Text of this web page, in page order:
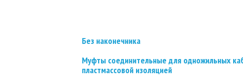
Без наконечника
Муфты соединительные для одножильных
пластмассовой изоляцией